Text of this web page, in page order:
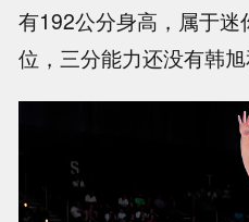
有192公分身高，属于
位，三分能力还没有韩旭